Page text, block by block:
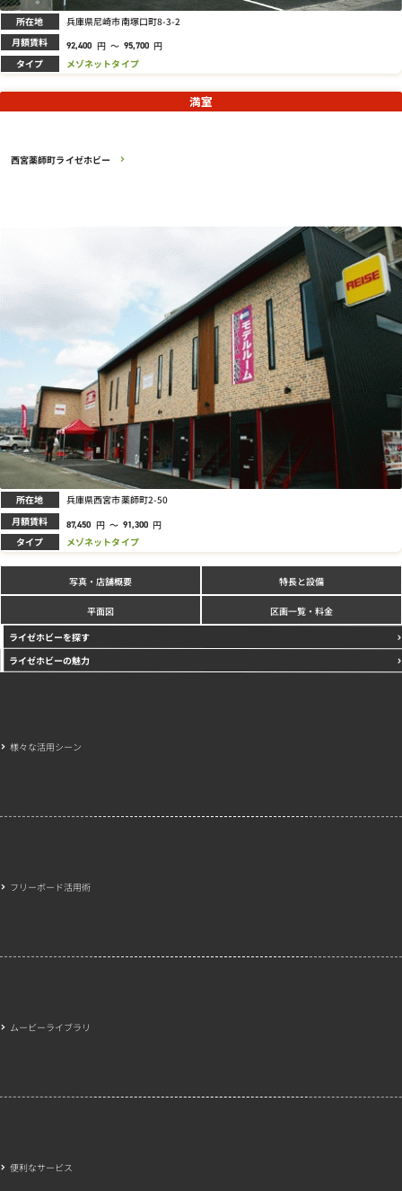
所在地 兵庫県尼崎市南塚口町8-3-2
月額賃料 92,400 円 ～ 95,700 円
タイプ メゾネットタイプ
西宮薬師町ライゼホビー
満室
所在地 兵庫県西宮市薬師町2-50
月額賃料 87,450 円 ～ 91,300 円
タイプ メゾネットタイプ
写真・店舗概要 特長と設備
平面図 区画一覧・料金
ライゼホビーを探す
ライゼホビーの魅力
様々な活用シーン
フリーボード活用術
ムービーライブラリ
便利なサービス